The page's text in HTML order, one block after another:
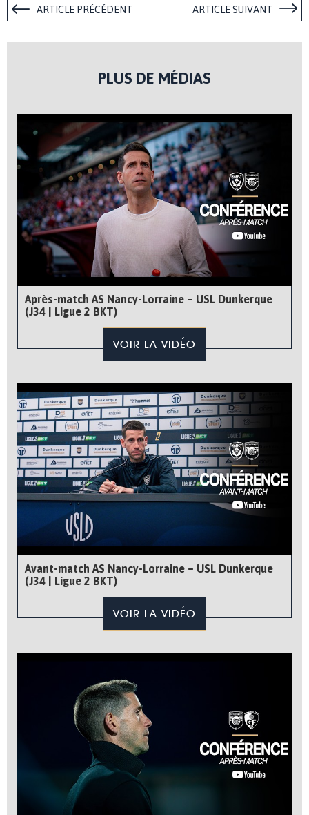
ARTICLE PRÉCÉDENT ARTICLE SUIVANT
PLUS DE MÉDIAS
Après-match AS Nancy-Lorraine – USL Dunkerque
(J34 | Ligue 2 BKT)
VOIR LA VIDÉO
Avant-match AS Nancy-Lorraine – USL Dunkerque
(J34 | Ligue 2 BKT)
VOIR LA VIDÉO